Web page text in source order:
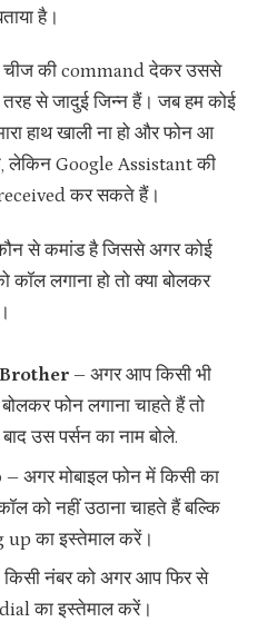
है।
चीज की command देकर उससे
से जादुई जिन्न हैं। जब हम कोई
हाथ खाली ना हो और फोन आ
लेकिन Google Assistant की
कर सकते हैं।
से कमांड है जिससे अगर कोई
कॉल लगाना हो तो क्या बोलकर
– अगर आप किसी भी
फोन लगाना चाहते हैं तो
उस पर्सन का नाम बोले.
– अगर मोबाइल फोन में किसी का
को नहीं उठाना चाहते हैं बल्कि
up का इस्तेमाल करें।
किसी नंबर को अगर आप फिर से
का इस्तेमाल करें।